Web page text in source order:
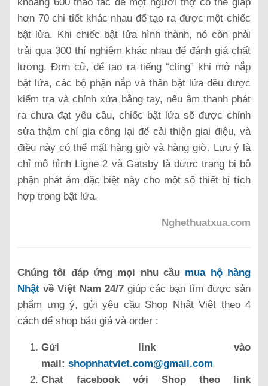
hơn 70 chi tiết khác nhau để tạo ra được một chiếc
bật lửa. Khi chiếc bật lửa hình thành, nó còn phải
trải qua 300 thí nghiệm khác nhau để đánh giá chất
lượng. Đơn cử, để tạo ra tiếng “cling” khi mở nắp
bật lửa, các bộ phận nắp và thân bật lửa đều được
kiểm tra và chỉnh xửa bằng tay, nếu âm thanh phát
ra chưa đạt yêu cầu, chiếc bật lửa sẽ được chỉnh
sửa thậm chí gia công lại để cải thiện giai điệu, và
điều này có thể mất hàng giờ và hàng giờ. Lưu ý là
chỉ mô hình Ligne 2 và Gatsby là được trang bị bộ
phận phát âm đặc biệt này cho một số thiết bị tích
hợp trong bật lửa.
Nghethuatxua.com
Chúng tôi đáp ứng mọi nhu cầu mua hộ hàng
Nhật về Việt Nam 24/7 giúp các bạn tìm được sản
phẩm ưng ý, gửi yêu cầu Shop Nhật Việt theo 4
cách để shop báo giá và order :
Gửi link vào
mail: shopnhatviet.com@gmail.com
Chat facebook với Shop theo link